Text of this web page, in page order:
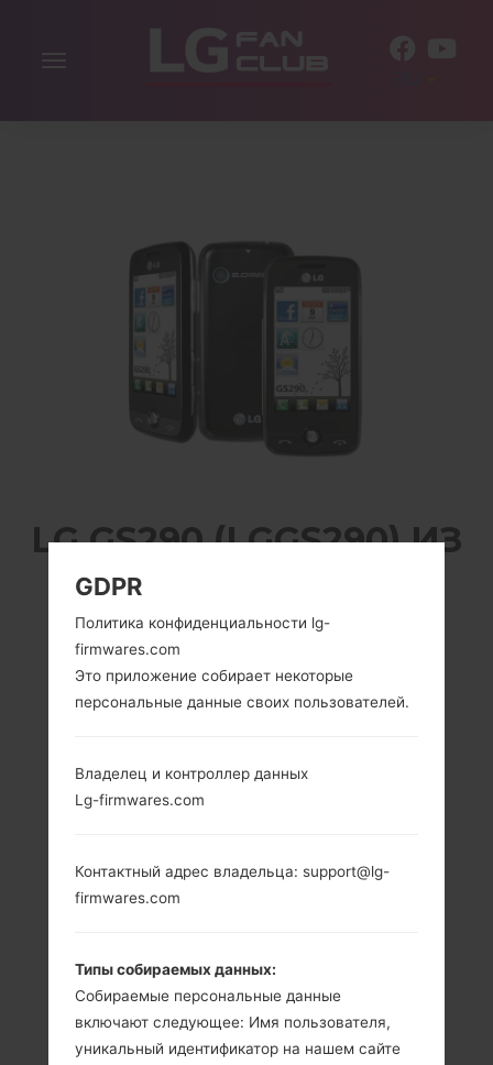
Включить
LG GS290 (LGGS290) ИЗ
СЕРИИ LG COOKIE
FRESH
3.0 in (~44.8%
соотношение
240 x 400
пикселей (~155
плотность
GDPR
Политика конфиденциальности lg-
firmwares.com
Это приложение собирает некоторые
персональные данные своих пользователей.
Владелец и контроллер данных
Lg-firmwares.com
Контактный адрес владельца: support@lg-
firmwares.com
Типы собираемых данных:
Собираемые персональные данные
включают следующее: Имя пользователя,
уникальный идентификатор на нашем сайте